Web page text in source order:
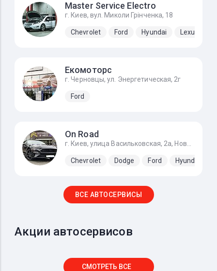
Master Service Electro
г. Киев, вул. Миколи Грінченка, 18
Chevrolet Ford Hyundai Lexus
Екомоторс
г. Черновцы, ул. Энергетическая, 2г
Ford
On Road
Chevrolet Dodge Ford Hyundai
ВСЕ АВТОСЕРВИСЫ
Акции автосервисов
СМОТРЕТЬ ВСЕ